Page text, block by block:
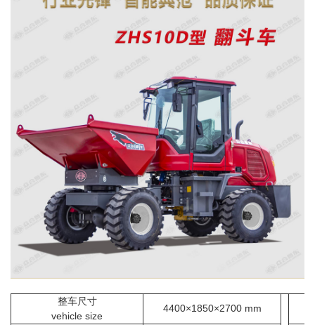
整车尺寸
vehicle size
4400×1850×2700 mm